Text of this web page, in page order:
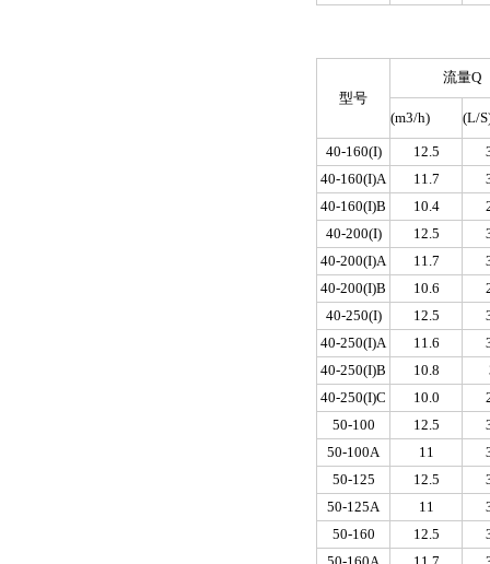
型号
流量Q
(m3/h) (L/
40-160(I) 12.5
40-160(I)A
11.7
40-160(I)B
10.4
40-200(I)
12.5
40-200(I)A
11.7
40-200(I)B
10.6
40-250(I)
12.5
40-250(I)A
11.6
40-250(I)B
10.8
40-250(I)C
10.0
50-100
12.5
50-100A
11
50-125
12.5
50-125A
11
50-160
12.5